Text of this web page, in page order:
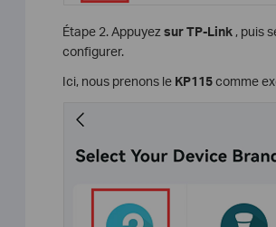
Étape 2. Appuyez sur TP-Link, puis
configurer.
Ici, nous prenons le KP115comme